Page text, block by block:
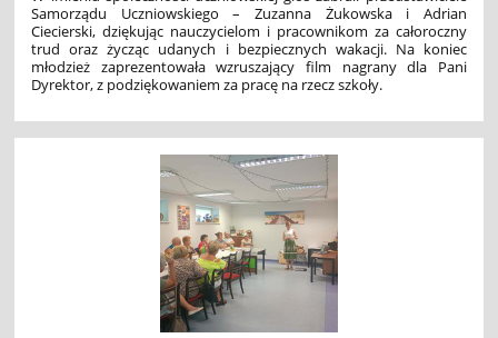
Samorządu Uczniowskiego – Zuzanna Żukowska i Adrian
Ciecierski, dziękując nauczycielom i pracownikom za całoroczny
trud oraz życząc udanych i bezpiecznych wakacji. Na koniec
młodzież zaprezentowała wzruszający film nagrany dla Pani
Dyrektor, z podziękowaniem za pracę na rzecz szkoły.